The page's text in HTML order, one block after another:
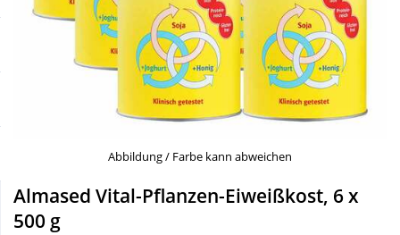
Schnäppchen
Täglich gut versorgt
Liebe & Erotik
Nahrungsergänzung
Natur & Homöopathie
Abbildung / Farbe kann abweichen
Almased Vital-Pflanzen-Eiweißkost, 6 x
500 g